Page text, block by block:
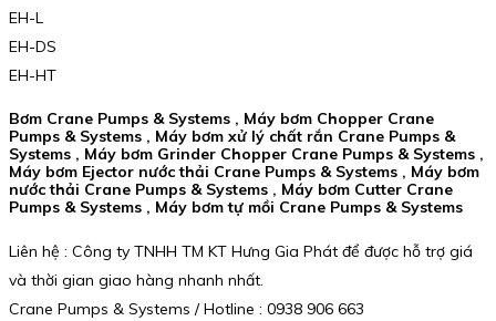
EH-L
EH-DS
EH-HT
Bơm Crane Pumps & Systems , Máy bơm Chopper Crane
Pumps & Systems , Máy bơm xử lý chất rắn Crane Pumps &
Systems , Máy bơm Grinder Chopper Crane Pumps & Systems ,
Máy bơm Ejector nước thải Crane Pumps & Systems , Máy bơm
nước thải Crane Pumps & Systems , Máy bơm Cutter Crane
Pumps & Systems , Máy bơm tự mồi Crane Pumps & Systems
Liên hệ : Công ty TNHH TM KT Hưng Gia Phát để được hỗ trợ giá
và thời gian giao hàng nhanh nhất.
Crane Pumps & Systems / Hotline : 0938 906 663